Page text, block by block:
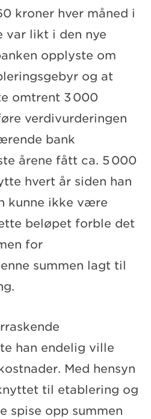
kroner hver måned i
var likt i den nye
opplyste om
og at
omtrent 3 000
verdivurderingen
bank
årene fått ca. 5 000
hvert år siden han
kunne ikke være
beløpet forble det
for
summen lagt til
han endelig ville
Med hensyn
til etablering og
spise opp summen